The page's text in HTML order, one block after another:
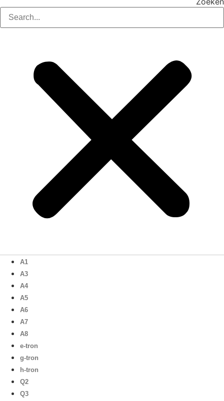
A1
A3
A4
A5
A6
A7
A8
e-tron
g-tron
h-tron
Q2
Q3